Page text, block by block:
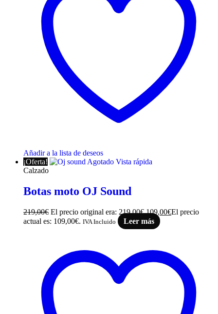
Añadir a la lista de deseos
¡Oferta!
Agotado Vista rápida
Calzado
Botas moto OJ Sound
219,00€ El precio original era: 219,00€.109,00€El precio
actual es: 109,00€. IVA Incluido Leer más